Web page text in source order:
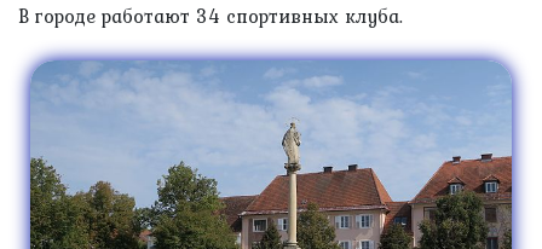
В городе работают 34 спортивных клуба.